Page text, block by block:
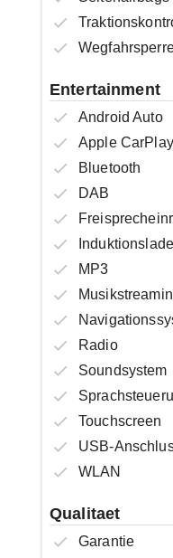
Entertainment
Android Auto
Apple CarPlay
Bluetooth
DAB
MP3
Radio
Soundsystem
Touchscreen
USB-
WLAN
Qualitaet
Garantie